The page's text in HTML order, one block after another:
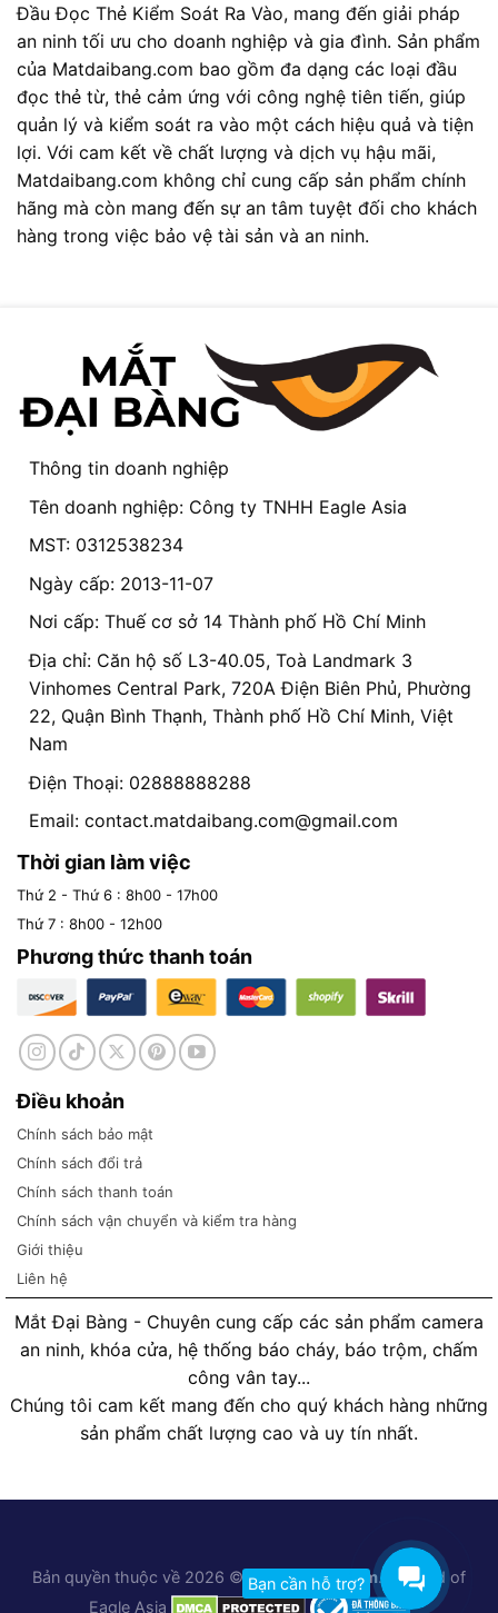
Đầu Đọc Thẻ Kiểm Soát Ra Vào, mang đến giải pháp
an ninh tối ưu cho doanh nghiệp và gia đình. Sản phẩm
của Matdaibang.com bao gồm đa dạng các loại đầu
đọc thẻ từ, thẻ cảm ứng với công nghệ tiên tiến, giúp
quản lý và kiểm soát ra vào một cách hiệu quả và tiện
lợi. Với cam kết về chất lượng và dịch vụ hậu mãi,
Matdaibang.com không chỉ cung cấp sản phẩm chính
hãng mà còn mang đến sự an tâm tuyệt đối cho khách
hàng trong việc bảo vệ tài sản và an ninh.
Thông tin doanh nghiệp
Tên doanh nghiệp: Công ty TNHH Eagle Asia
MST: 0312538234
Ngày cấp: 2013-11-07
Nơi cấp: Thuế cơ sở 14 Thành phố Hồ Chí Minh
Địa chỉ: Căn hộ số L3-40.05, Toà Landmark 3
Vinhomes Central Park, 720A Điện Biên Phủ, Phường
22, Quận Bình Thạnh, Thành phố Hồ Chí Minh, Việt
Nam
Điện Thoại: 02888888288
Email: contact.matdaibang.com@gmail.com
Thời gian làm việc
Thứ 2 - Thứ 6 : 8h00 - 17h00
Thứ 7 : 8h00 - 12h00
Phương thức thanh toán
Điều khoản
Chính sách bảo mật
Chính sách đổi trả
Chính sách thanh toán
Chính sách vận chuyển và kiểm tra hàng
Giới thiệu
Liên hệ
Mắt Đại Bàng - Chuyên cung cấp các sản phẩm camera
an ninh, khóa cửa, hệ thống báo cháy, báo trộm, chấm
công vân tay...
Chúng tôi cam kết mang đến cho quý khách hàng những
sản phẩm chất lượng cao và uy tín nhất.
Bạn cần hỗ trợ?
Bản quyền thuộc về 2026 © Matdaibang.com. A brand of
Eagle Asia